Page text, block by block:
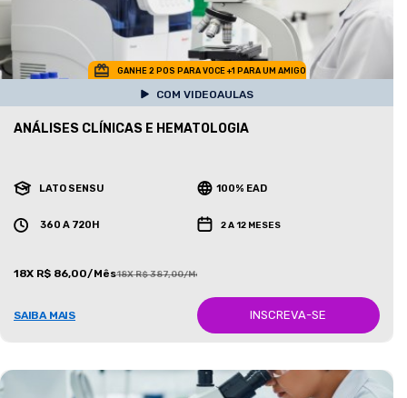
GANHE 2 POS PARA VOCE +1 PARA UM AMIGO
COM VIDEOAULAS
ANÁLISES CLÍNICAS E HEMATOLOGIA
LATO SENSU 100% EAD
360 A 720H 2 A 12 MESES
18X R$ 86,00/Mês18X R$ 387,00/Mês
SAIBA MAIS INSCREVA-SE